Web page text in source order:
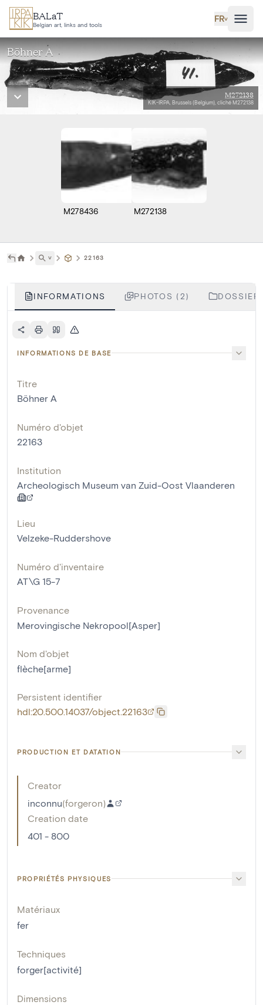
Aller au contenu principal
BALaT
Belgian art, links and tools
FR˅
Böhner A
M272138
KIK-IRPA, Brussels (Belgium), cliché M272138
M278436 M272138
˅ 22163
INFORMATIONS PHOTOS (2)
INFORMATIONS DE BASE
Titre
Böhner A
Numéro d'objet
22163
Institution
Archeologisch Museum van Zuid-Oost Vlaanderen
Lieu
Velzeke-Ruddershove
Numéro d'inventaire
AT\G 15-7
Provenance
Merovingische Nekropool[Asper]
Nom d'objet
flèche[arme]
Persistent identifier
hdl:20.500.14037/object.22163
PRODUCTION ET DATATION
Creator
inconnu(forgeron)
Creation date
401 - 800
PROPRIÉTÉS PHYSIQUES
Matériaux
fer
Techniques
forger[activité]
Dimensions